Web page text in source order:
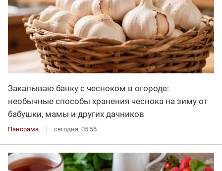
Закапываю банку с чесноком в огороде:
необычные способы хранения чеснока на зиму от
бабушки, мамы и других дачников
Панорама сегодня, 05:55